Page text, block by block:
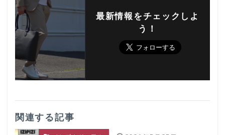
最新情報をチェックしよ
う！
関連する記事